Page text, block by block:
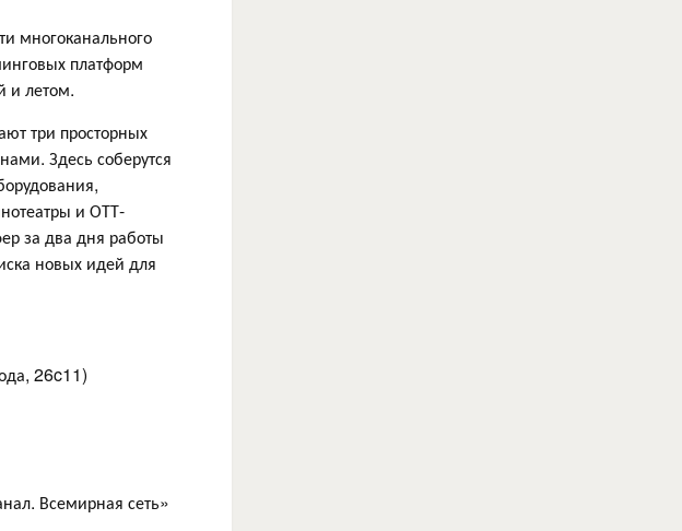
многоканального
платформ
и летом.
три просторных
Здесь соберутся
и ОТТ-
за два дня работы
новых идей для
26c11)
Всемирная сеть»